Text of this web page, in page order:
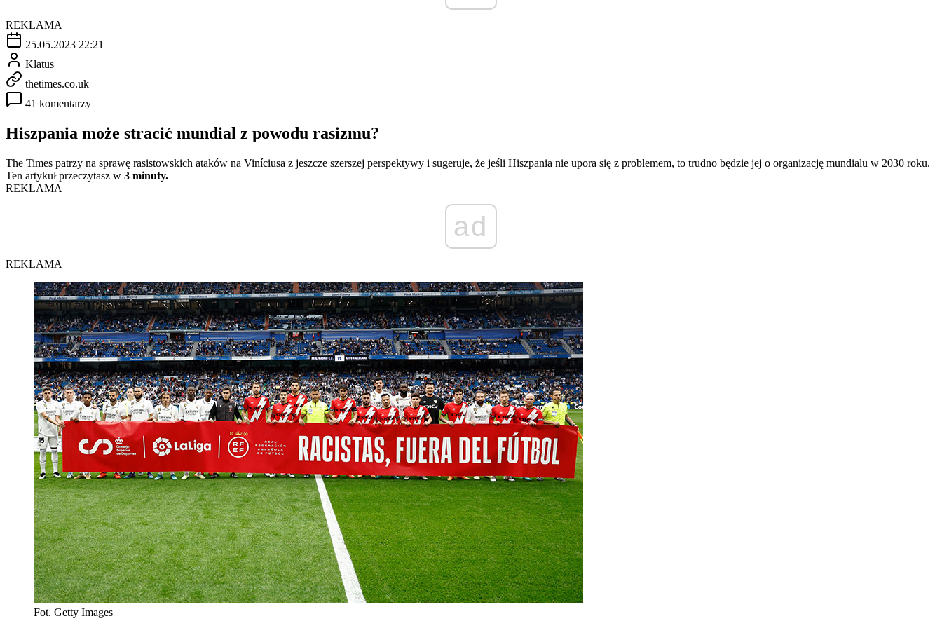
REKLAMA
25.05.2023 22:21
Klatus
thetimes.co.uk
41 komentarzy
Hiszpania może stracić mundial z powodu rasizmu?
The Times patrzy na sprawę rasistowskich ataków na Viníciusa z jeszcze szerszej perspektywy i sugeruje, że jeśli Hiszpania nie upora się z problemem, to trudno będzie jej o organizację mundialu w 2030 roku.
Ten artykuł przeczytasz w 3 minuty.
REKLAMA
ad
REKLAMA
Fot. Getty Images